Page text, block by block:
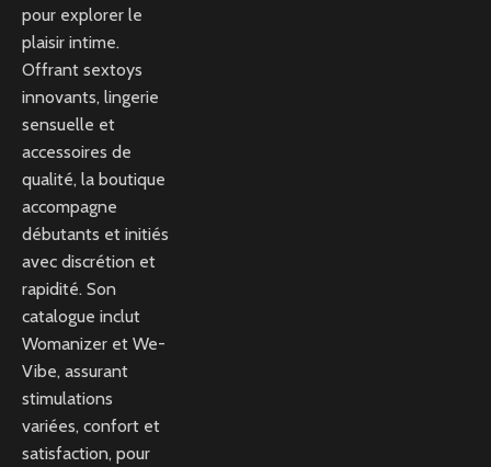
pour explorer le
plaisir intime.
Offrant sextoys
innovants, lingerie
sensuelle et
accessoires de
qualité, la boutique
accompagne
débutants et initiés
avec discrétion et
rapidité. Son
catalogue inclut
Womanizer et We-
Vibe, assurant
stimulations
variées, confort et
satisfaction, pour